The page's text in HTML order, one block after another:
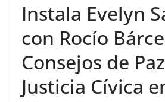
Instala Evelyn
con Rocío
Consejos de
Justicia Cívica